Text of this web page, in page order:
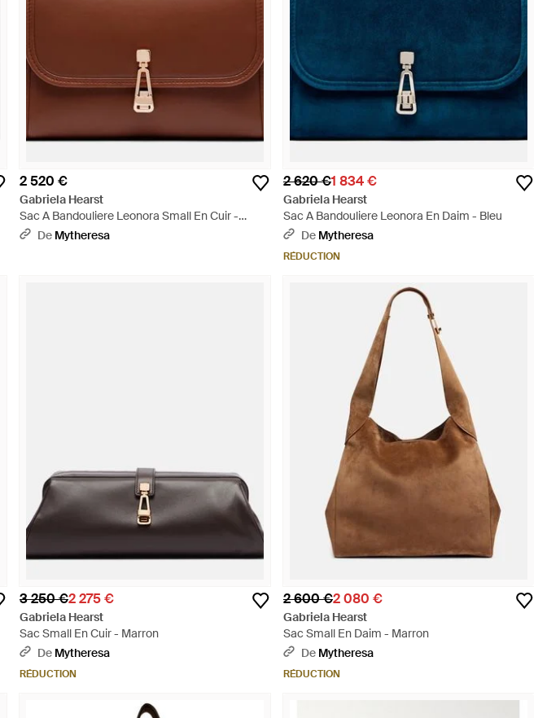
2 520 €
Gabriela Hearst
Sac A Bandouliere Leonora Small En Cuir -
Marron
De Mytheresa
2 620 €1 834 €
Gabriela Hearst
Sac A Bandouliere Leonora En Daim - Bleu
De Mytheresa
RÉDUCTION
3 250 €2 275 €
Gabriela Hearst
Sac Small En Cuir - Marron
De Mytheresa
RÉDUCTION
2 600 €2 080 €
Gabriela Hearst
Sac Small En Daim - Marron
De Mytheresa
RÉDUCTION